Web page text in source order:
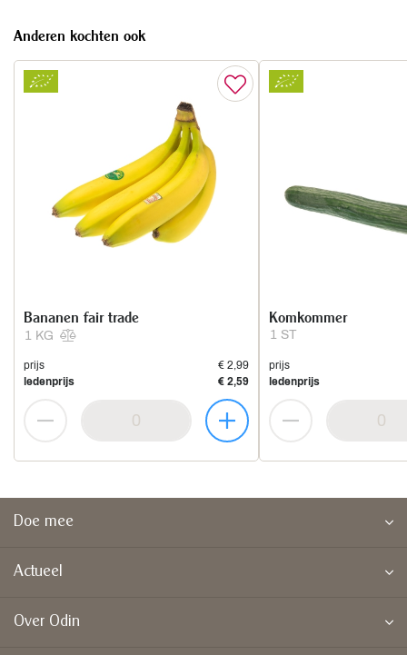
Anderen kochten ook
1 KG
Bananen fair trade
prijs
€ 2,99
ledenprijs
€ 2,59
1 ST
Komkommer
prijs
ledenprijs
Doe mee
Actueel
Over Odin